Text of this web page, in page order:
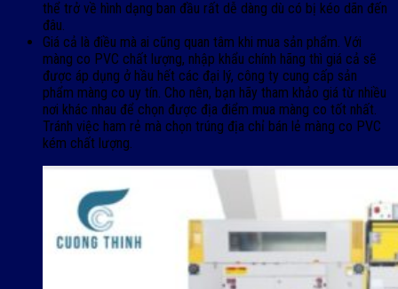
thể trở về hình dạng ban đầu rất dễ dàng dù có bị kéo dãn đến
đâu.
Giá cả là điều mà ai cũng quan tâm khi mua sản phẩm. Với
màng co PVC chất lượng, nhập khẩu chính hãng thì giá cả sẽ
được áp dụng ở hầu hết các đại lý, công ty cung cấp sản
phẩm màng co uy tín. Cho nên, bạn hãy tham khảo giá từ nhiều
nơi khác nhau để chọn được địa điểm mua màng co tốt nhất.
Tránh việc ham rẻ mà chọn trúng địa chỉ bán lẻ màng co PVC
kém chất lượng.